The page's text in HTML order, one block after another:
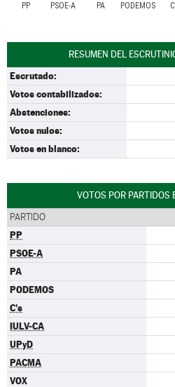
PP PSOE-A PA PODEMOS
RESUMEN DEL
Escrutado:
Votos contabilizados:
Abstenciones:
Votos nulos:
Votos en blanco:
VOTOS POR PARTIDOS
PARTIDO
PP
PSOE-A
PA
PODEMOS
C's
IULV-CA
UPyD
PACMA
VOX